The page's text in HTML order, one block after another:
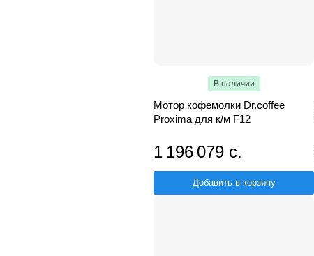
В наличии
Мотор кофемолки Dr.coffee
Proxima для к/м F12
1 196 079 с.
Добавить в корзину